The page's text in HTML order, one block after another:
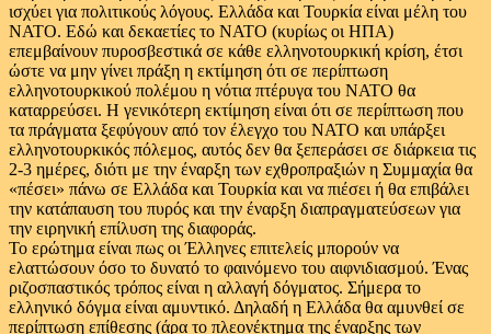
ισχύει για πολιτικούς λόγους. Ελλάδα και Τουρκία είναι μέλη του
ΝΑΤΟ. Εδώ και δεκαετίες το ΝΑΤΟ (κυρίως οι ΗΠΑ)
επεμβαίνουν πυροσβεστικά σε κάθε ελληνοτουρκική κρίση, έτσι
ώστε να μην γίνει πράξη η εκτίμηση ότι σε περίπτωση
ελληνοτουρκικού πολέμου η νότια πτέρυγα του ΝΑΤΟ θα
καταρρεύσει. Η γενικότερη εκτίμηση είναι ότι σε περίπτωση που
τα πράγματα ξεφύγουν από τον έλεγχο του ΝΑΤΟ και υπάρξει
ελληνοτουρκικός πόλεμος, αυτός δεν θα ξεπεράσει σε διάρκεια τις
2-3 ημέρες, διότι με την έναρξη των εχθροπραξιών η Συμμαχία θα
«πέσει» πάνω σε Ελλάδα και Τουρκία και να πιέσει ή θα επιβάλει
την κατάπαυση του πυρός και την έναρξη διαπραγματεύσεων για
την ειρηνική επίλυση της διαφοράς.
Το ερώτημα είναι πως οι Έλληνες επιτελείς μπορούν να
ελαττώσουν όσο το δυνατό το φαινόμενο του αιφνιδιασμού. Ένας
ριζοσπαστικός τρόπος είναι η αλλαγή δόγματος. Σήμερα το
ελληνικό δόγμα είναι αμυντικό. Δηλαδή η Ελλάδα θα αμυνθεί σε
περίπτωση επίθεσης (άρα το πλεονέκτημα της έναρξης των